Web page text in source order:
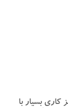
کاری بسیار با